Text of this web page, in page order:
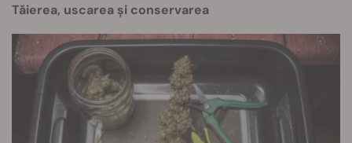
Tăierea, uscarea și conservarea